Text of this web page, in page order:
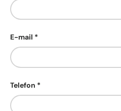
E-mail
Telefon